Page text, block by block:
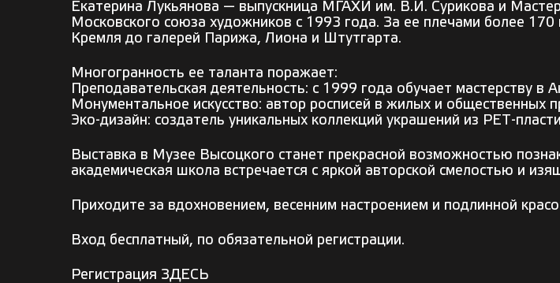
Екатерина Лукьянова — выпускница МГАХИ им. В.И. Сурикова и
Московского союза художников с 1993 года. За ее плечами более
Кремля до галерей Парижа, Лиона и Штутгарта.
Многогранность ее таланта поражает:
Преподавательская деятельность: с 1999 года обучает мастерству в
Монументальное искусство: автор росписей в жилых и общественных
Эко-дизайн: создатель уникальных коллекций украшений из PET-
Выставка в Музее Высоцкого станет прекрасной возможностью
академическая школа встречается с яркой авторской смелостью и
Приходите за вдохновением, весенним настроением и подлинной
Вход бесплатный, по обязательной регистрации.
Регистрация ЗДЕСЬ